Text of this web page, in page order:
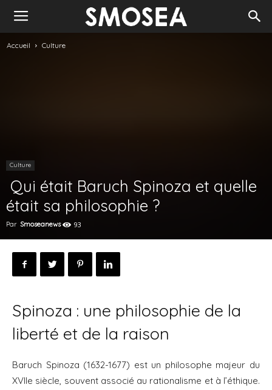
Accueil Culture
Culture
Qui était Baruch Spinoza et quelle
était sa philosophie ?
Par Smoseanews 93
Spinoza : une philosophie de la
liberté et de la raison
Baruch Spinoza (1632-1677) est un philosophe majeur du
XVIIe siècle, souvent associé au rationalisme et à l’éthique.